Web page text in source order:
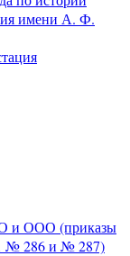
имени А. Ф.
и ООО (приказы
№ 286 и № 287)